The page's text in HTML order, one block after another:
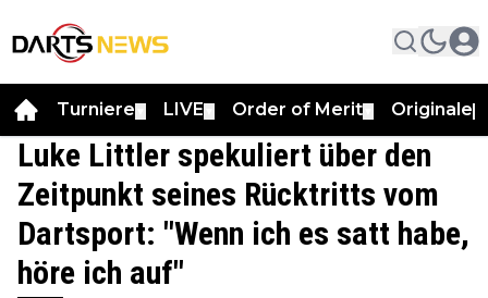
Turniere LIVE Order of Merit Originale
Luke Littler spekuliert über den
Zeitpunkt seines Rücktritts vom
Dartsport: "Wenn ich es satt habe,
höre ich auf"